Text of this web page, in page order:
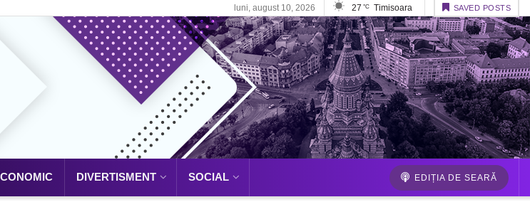
luni, august 10, 2026 27 °C Timisoara SAVED POSTS
DIVERTISMENT SOCIAL EDIȚIA DE SEARĂ